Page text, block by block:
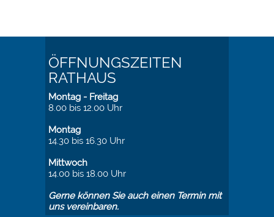
ÖFFNUNGSZEITEN
RATHAUS
Montag - Freitag
8.00 bis 12.00 Uhr
Montag
14.30 bis 16.30 Uhr
Mittwoch
14.00 bis 18.00 Uhr
Gerne können Sie auch einen Termin mit
uns vereinbaren.